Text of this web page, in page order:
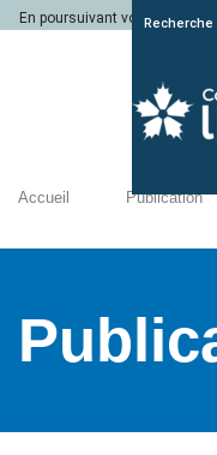
En poursuivant votreRecherche
Accueil Publication